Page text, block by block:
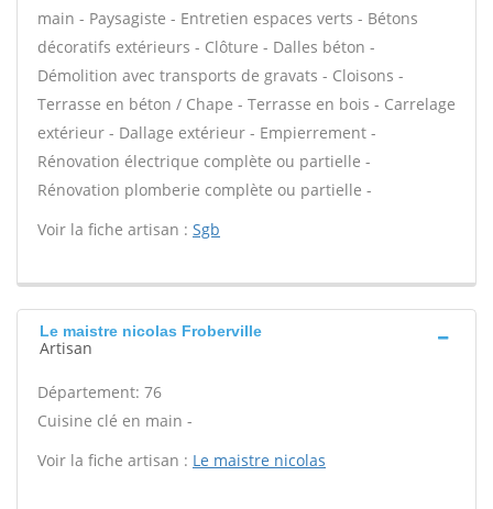
main - Paysagiste - Entretien espaces verts - Bétons
décoratifs extérieurs - Clôture - Dalles béton -
Démolition avec transports de gravats - Cloisons -
Terrasse en béton / Chape - Terrasse en bois - Carrelage
extérieur - Dallage extérieur - Empierrement -
Rénovation électrique complète ou partielle -
Rénovation plomberie complète ou partielle -
Voir la fiche artisan : Sgb
Le maistre nicolas Froberville
Artisan
Département: 76
Cuisine clé en main -
Voir la fiche artisan : Le maistre nicolas